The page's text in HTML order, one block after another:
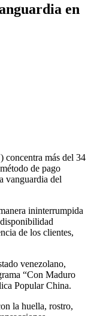
en
más del 34
de pago
vanguardia del
ininterrumpida
de los clientes,
venezolano,
“Con Maduro
Popular China.
la huella, rostro,